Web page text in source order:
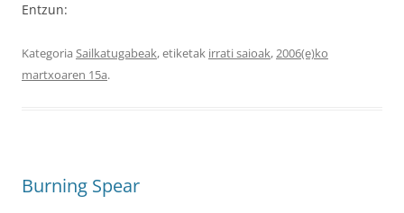
Entzun:
Kategoria Sailkatugabeak, etiketak irrati saioak,2006(e)ko
martxoaren 15a.
Burning Spear